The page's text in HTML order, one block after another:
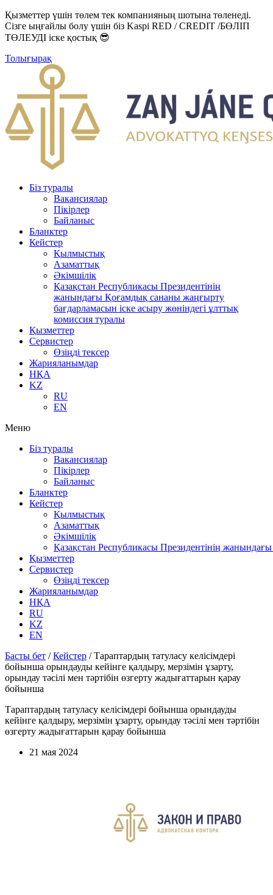
Қызметтер үшін төлем тек компанияның шотына төленеді.
Сізге ыңғайлы болу үшін біз Kaspi RED / CREDIT /БӨЛІП
ТӨЛЕУДІ іске қостық 😎
Толығырақ
Біз туралы
Вакансиялар
Пікірлер
Байланыс
Бланктер
Кейстер
Қылмыстық
Азаматтық
Әкімшілік
Қазақстан Республикасы Президентінің
жанындағы Қоғамдық сананы жаңғырту
бағдарламасын іске асыру жөніндегі ұлттық
комиссия туралы
Қызметтер
Сервистер
Өзіңді тексер
Жарияланымдар
НҚА
KZ
RU
EN
Меню
Біз туралы
Вакансиялар
Пікірлер
Байланыс
Бланктер
Кейстер
Қылмыстық
Азаматтық
Әкімшілік
Қазақстан Республикасы Президентінің
Қызметтер
Сервистер
Өзіңді тексер
Жарияланымдар
НҚА
RU
KZ
EN
Басты бет /Кейстер /Тараптардың татуласу келісімдері
бойынша орындауды кейінге қалдыру, мерзімін ұзарту,
орындау тәсілі мен тәртібін өзгерту жадығаттарын қарау
бойынша
Тараптардың татуласу келісімдері бойынша орындауды
кейінге қалдыру, мерзімін ұзарту, орындау тәсілі мен тәртібін
өзгерту жадығаттарын қарау бойынша
21 мая 2024